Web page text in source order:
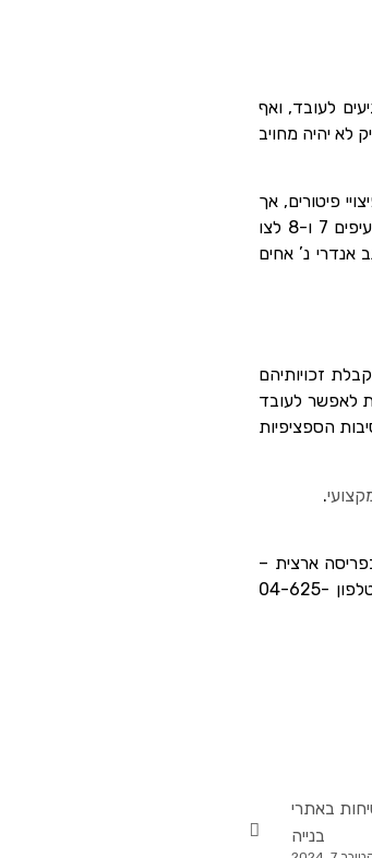
המגיעים לעובד, ואף
לא יהיה מחויב
פיטורים, אך
משך את הכספים מקופת התגמולים טרם קרות “אירוע מזכה” (מוות, נכות, או פרישה בגיל 60 ומעלה). במקרים אלו, סעיפים 7 ו-8 לצו
נ’ אחים
קבלת זכויותיהם
לאפשר לעובד
הספציפיות
.
ארצית –
במסירות רבה ודואג להם במקצועיות ויעילות. זקוקים לייעוץ משפטי ולעורך דין דיני עבודה? אנא צרו עם משרדנו קשר בטלפון 04-625-
באתרי
בנייה